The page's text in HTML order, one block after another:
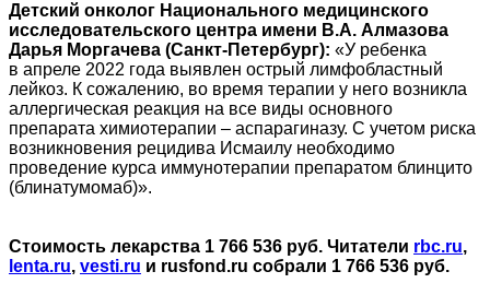
Детский онколог Национального медицинского
исследовательского центра имени В.А. Алмазова
Дарья Моргачева (Санкт-Петербург): «У ребенка
в апреле 2022 года выявлен острый лимфобластный
лейкоз. К сожалению, во время терапии у него возникла
аллергическая реакция на все виды основного
препарата химиотерапии – аспарагиназу. С учетом риска
возникновения рецидива Исмаилу необходимо
проведение курса иммунотерапии препаратом блинцито
(блинатумомаб)».
Стоимость лекарства 1 766 536 руб. Читатели rbc.ru,
lenta.ru, vesti.ru и rusfond.ru собрали 1 766 536 руб.